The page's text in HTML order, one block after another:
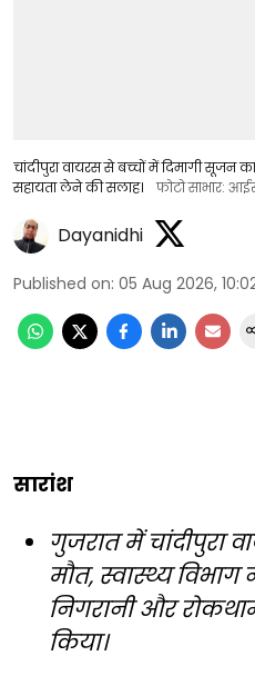
चांदीपुरा वायरस से बच्चों में दिमागी सूजन
सहायता लेने की सलाह।
फोटो साभार:
Dayanidhi
Published on: 05 Aug 2026,
सारांश
गुजरात में चांदीपुरा
मौत, स्वास्थ्य
निगरानी और
किया।